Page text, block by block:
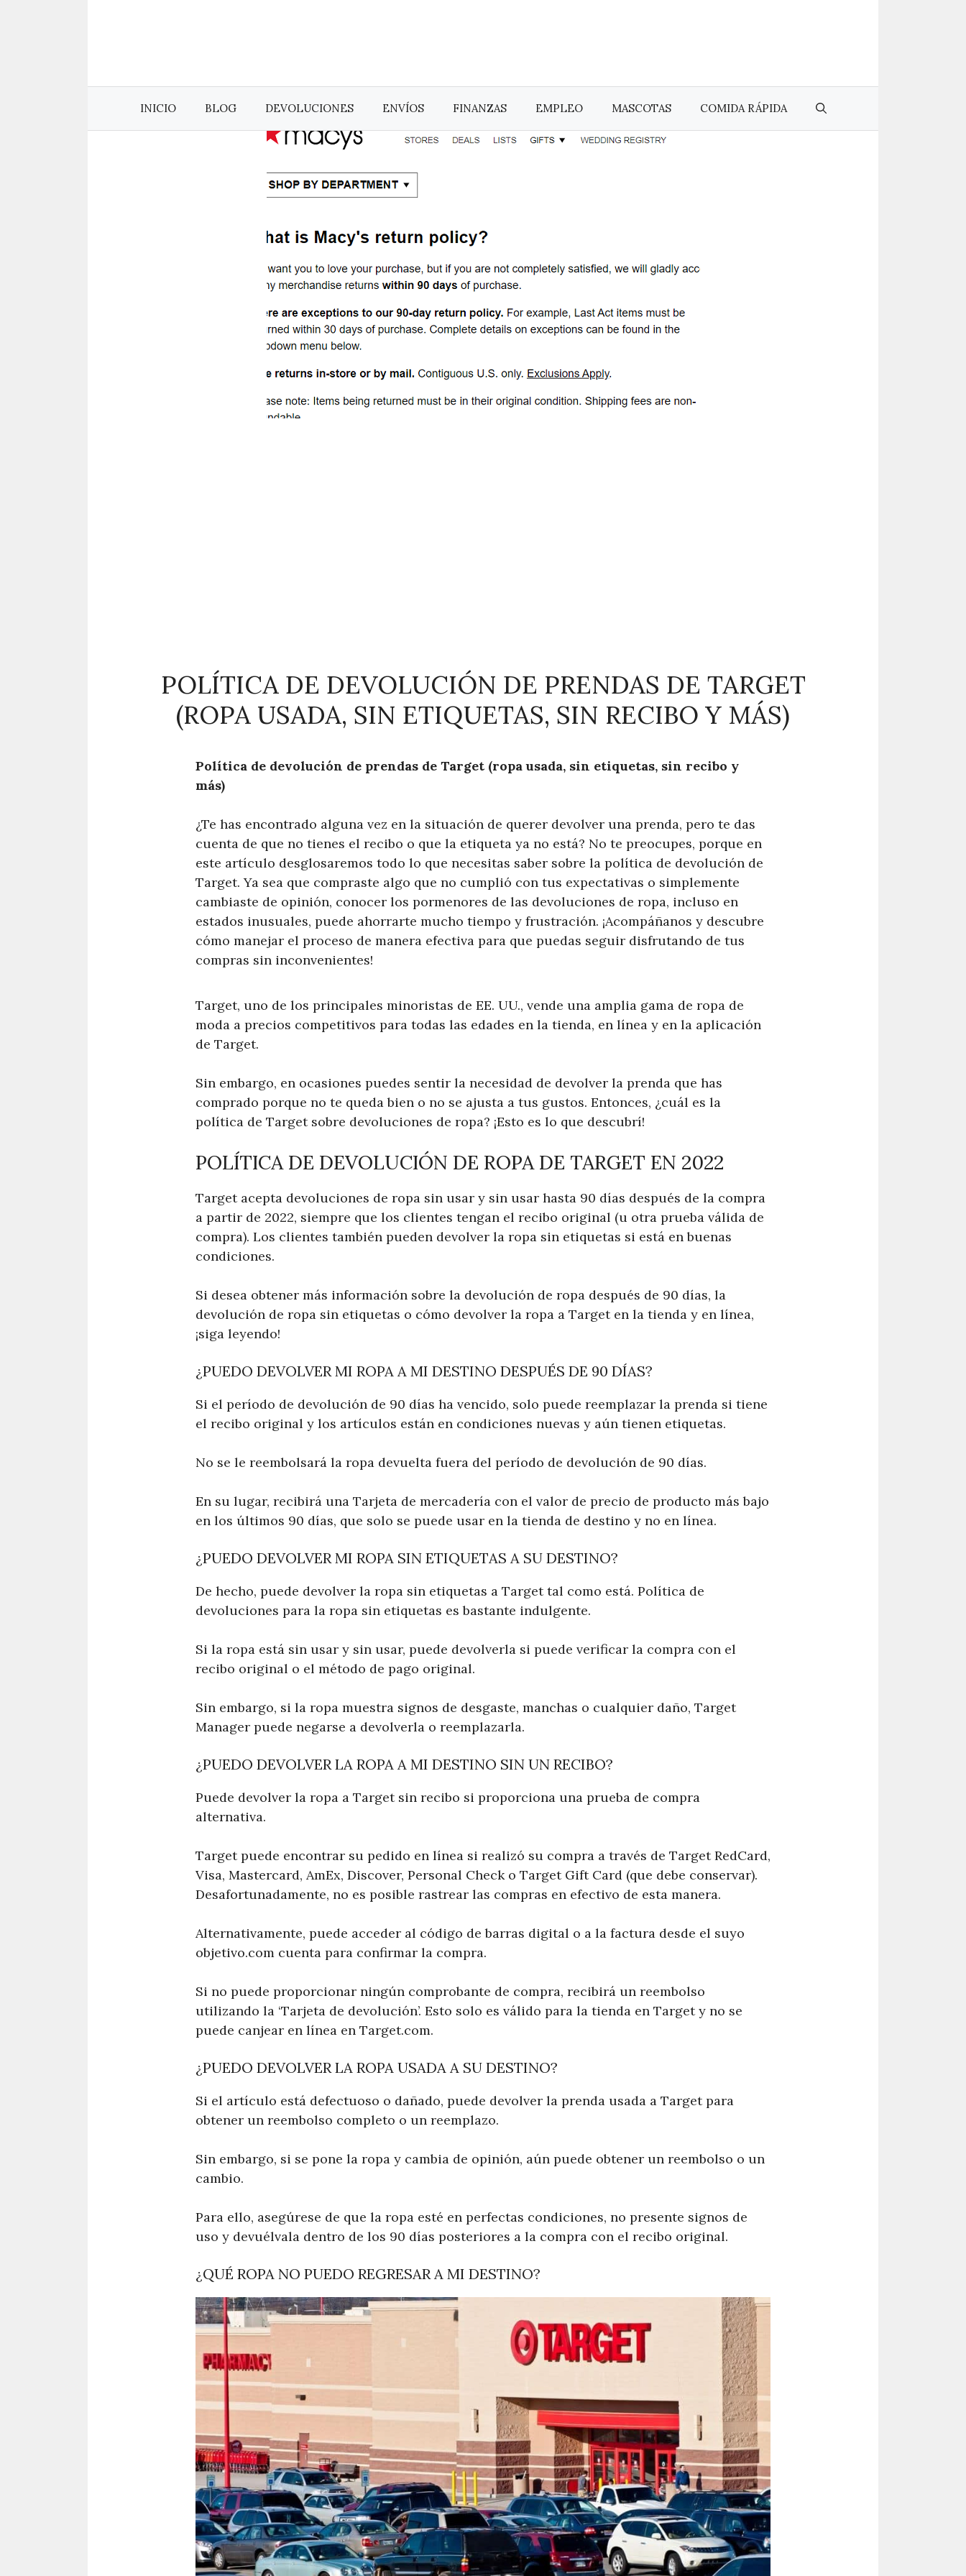
INICIO BLOG DEVOLUCIONES ENVÍOS FINANZAS EMPLEO MASCOTAS COMIDA RÁPIDA
POLÍTICA DE DEVOLUCIÓN DE PRENDAS DE TARGET
(ROPA USADA, SIN ETIQUETAS, SIN RECIBO Y MÁS)
Política de devolución de prendas de Target (ropa usada, sin etiquetas, sin recibo y
más)
¿Te has encontrado alguna vez en la situación de querer devolver una prenda, pero te das
cuenta de que no tienes el recibo o que la etiqueta ya no está? No te preocupes, porque en
este artículo desglosaremos todo lo que necesitas saber sobre la política de devolución de
Target. Ya sea que compraste algo que no cumplió con tus expectativas o simplemente
cambiaste de opinión, conocer los pormenores de las devoluciones de ropa, incluso en
estados inusuales, puede ahorrarte mucho tiempo y frustración. ¡Acompáñanos y descubre
cómo manejar el proceso de manera efectiva para que puedas seguir disfrutando de tus
compras sin inconvenientes!
Target, uno de los principales minoristas de EE. UU., vende una amplia gama de ropa de
moda a precios competitivos para todas las edades en la tienda, en línea y en la aplicación
de Target.
Sin embargo, en ocasiones puedes sentir la necesidad de devolver la prenda que has
comprado porque no te queda bien o no se ajusta a tus gustos. Entonces, ¿cuál es la
política de Target sobre devoluciones de ropa? ¡Esto es lo que descubrí!
POLÍTICA DE DEVOLUCIÓN DE ROPA DE TARGET EN 2022
Target acepta devoluciones de ropa sin usar y sin usar hasta 90 días después de la compra
a partir de 2022, siempre que los clientes tengan el recibo original (u otra prueba válida de
compra). Los clientes también pueden devolver la ropa sin etiquetas si está en buenas
condiciones.
Si desea obtener más información sobre la devolución de ropa después de 90 días, la
devolución de ropa sin etiquetas o cómo devolver la ropa a Target en la tienda y en línea,
¡siga leyendo!
¿PUEDO DEVOLVER MI ROPA A MI DESTINO DESPUÉS DE 90 DÍAS?
Si el período de devolución de 90 días ha vencido, solo puede reemplazar la prenda si tiene
el recibo original y los artículos están en condiciones nuevas y aún tienen etiquetas.
No se le reembolsará la ropa devuelta fuera del período de devolución de 90 días.
En su lugar, recibirá una Tarjeta de mercadería con el valor de precio de producto más bajo
en los últimos 90 días, que solo se puede usar en la tienda de destino y no en línea.
¿PUEDO DEVOLVER MI ROPA SIN ETIQUETAS A SU DESTINO?
De hecho, puede devolver la ropa sin etiquetas a Target tal como está. Política de
devoluciones para la ropa sin etiquetas es bastante indulgente.
Si la ropa está sin usar y sin usar, puede devolverla si puede verificar la compra con el
recibo original o el método de pago original.
Sin embargo, si la ropa muestra signos de desgaste, manchas o cualquier daño, Target
Manager puede negarse a devolverla o reemplazarla.
¿PUEDO DEVOLVER LA ROPA A MI DESTINO SIN UN RECIBO?
Puede devolver la ropa a Target sin recibo si proporciona una prueba de compra
alternativa.
Target puede encontrar su pedido en línea si realizó su compra a través de Target RedCard,
Visa, Mastercard, AmEx, Discover, Personal Check o Target Gift Card (que debe conservar).
Desafortunadamente, no es posible rastrear las compras en efectivo de esta manera.
Alternativamente, puede acceder al código de barras digital o a la factura desde el suyo
objetivo.com cuenta para confirmar la compra.
Si no puede proporcionar ningún comprobante de compra, recibirá un reembolso
utilizando la ‘Tarjeta de devolución’. Esto solo es válido para la tienda en Target y no se
puede canjear en línea en Target.com.
¿PUEDO DEVOLVER LA ROPA USADA A SU DESTINO?
Si el artículo está defectuoso o dañado, puede devolver la prenda usada a Target para
obtener un reembolso completo o un reemplazo.
Sin embargo, si se pone la ropa y cambia de opinión, aún puede obtener un reembolso o un
cambio.
Para ello, asegúrese de que la ropa esté en perfectas condiciones, no presente signos de
uso y devuélvala dentro de los 90 días posteriores a la compra con el recibo original.
¿QUÉ ROPA NO PUEDO REGRESAR A MI DESTINO?